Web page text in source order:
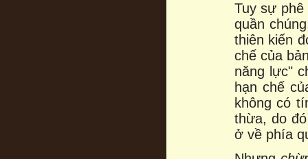
Tuy sự phê
quần
thiên kiến
chế của
năng lực"
hạn chế
không có
thừa, do
ở về phía